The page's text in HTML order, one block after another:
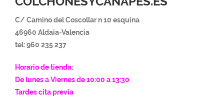
C/ Camino del Coscollar n 10 esquina
46960 Aldaia-Valencia
tel: 960 235 237
Horario de tienda:
De lunes a Viernes de 10:00 a 13:30
Tardes cita previa